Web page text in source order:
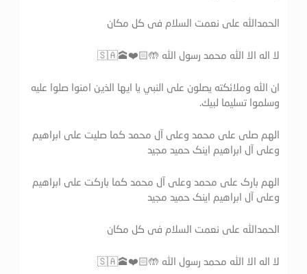
الحمدالله علی نعمت السلام فی کل مکان
لا اله الا الله محمد رسول الله 🤲🏻❤️🕋🇸🇦
ان الله وملائكته يصلون على النبي يا ايها الذين امنوا صلوا عليه
وسلموا تسليما لبيك.
الهم صلی علی محمد وعلی آل محمد کما صلیت علی ابراهیم
وعلی آل ابراهیم اینک حمید مجید
الهم بارک علی محمد وعلی آل محمد کما بارکت علی ابراهیم
وعلی آل ابراهیم اینک حمید مجید
الحمدالله علی نعمت السلام فی کل مکان
لا اله الا الله محمد رسول الله 🤲🏻❤️🕋🇸🇦